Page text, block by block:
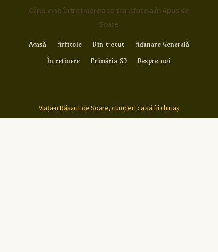
Când vine întreținerea se transforma în Apus de
Soare
Acasă Articole Din trecut
Adunare Generală
Întreținere
Primăria S3 Despre noi
Viața-n Răsarit de Soare, cumperi ca să fii chiriaș